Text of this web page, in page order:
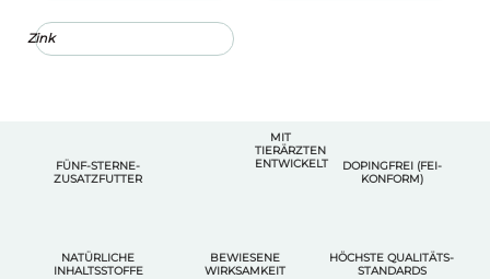
Zink
FÜNF-STERNE-
ZUSATZFUTTER
MIT
TIERÄRZTEN
ENTWICKELT
DOPINGFREI (FEI-
KONFORM)
NATÜRLICHE
INHALTSSTOFFE
BEWIESENE
WIRKSAMKEIT
HÖCHSTE QUALITÄTS-
STANDARDS